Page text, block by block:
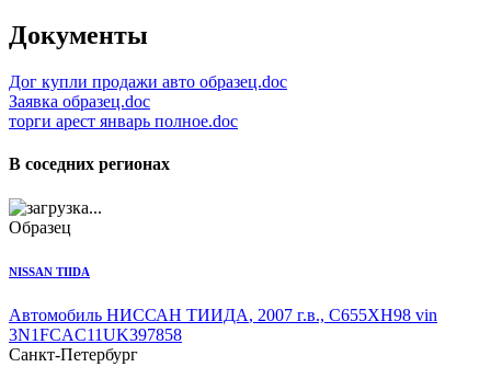
Документы
Дог купли продажи авто образец.doc
Заявка образец.doc
торги арест январь полное.doc
В соседних регионах
Образец
NISSAN TIIDA
Автомобиль НИССАН ТИИДА, 2007 г.в., С655ХН98 vin
3N1FCAC11UK397858
Санкт-Петербург